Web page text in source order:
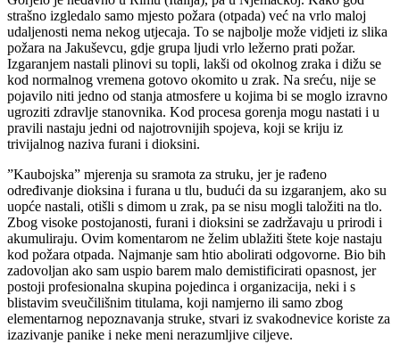
strašno izgledalo samo mjesto požara (otpada) već na vrlo maloj
udaljenosti nema nekog utjecaja. To se najbolje može vidjeti iz slika
požara na Jakuševcu, gdje grupa ljudi vrlo ležerno prati požar.
Izgaranjem nastali plinovi su topli, lakši od okolnog zraka i dižu se
kod normalnog vremena gotovo okomito u zrak. Na sreću, nije se
pojavilo niti jedno od stanja atmosfere u kojima bi se moglo izravno
ugroziti zdravlje stanovnika. Kod procesa gorenja mogu nastati i u
pravili nastaju jedni od najotrovnijih spojeva, koji se kriju iz
trivijalnog naziva furani i dioksini.
”Kaubojska” mjerenja su sramota za struku, jer je rađeno
određivanje dioksina i furana u tlu, budući da su izgaranjem, ako su
uopće nastali, otišli s dimom u zrak, pa se nisu mogli taložiti na tlo.
Zbog visoke postojanosti, furani i dioksini se zadržavaju u prirodi i
akumuliraju. Ovim komentarom ne želim ublažiti štete koje nastaju
kod požara otpada. Najmanje sam htio abolirati odgovorne. Bio bih
zadovoljan ako sam uspio barem malo demistificirati opasnost, jer
postoji profesionalna skupina pojedinca i organizacija, neki i s
blistavim sveučilišnim titulama, koji namjerno ili samo zbog
elementarnog nepoznavanja struke, stvari iz svakodnevice koriste za
izazivanje panike i neke meni nerazumljive ciljeve.